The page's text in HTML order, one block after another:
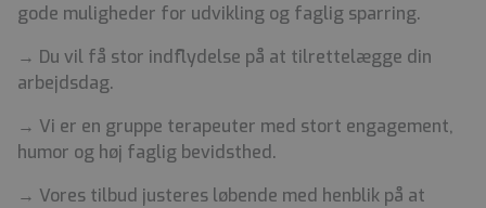
gode muligheder for udvikling og faglig sparring.
→ Du vil få stor indflydelse på at tilrettelægge din
arbejdsdag.
→ Vi er en gruppe terapeuter med stort engagement,
humor og høj faglig bevidsthed.
→ Vores tilbud justeres løbende med henblik på at